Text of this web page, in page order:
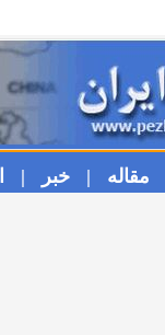
مقاله | خبر |